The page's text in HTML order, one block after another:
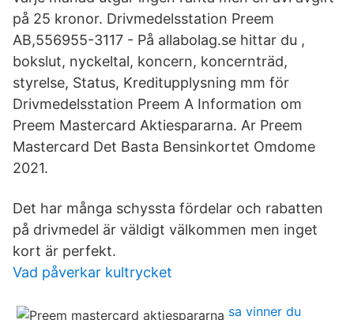
på 25 kronor. Drivmedelsstation Preem
AB,556955-3117 - På allabolag.se hittar du ,
bokslut, nyckeltal, koncern, koncernträd,
styrelse, Status, Kreditupplysning mm för
Drivmedelsstation Preem A Information om
Preem Mastercard Aktiespararna. Ar Preem
Mastercard Det Basta Bensinkortet Omdome
2021.
Det har många schyssta fördelar och rabatten
på drivmedel är väldigt välkommen men inget
kort är perfekt.
Vad påverkar kultrycket
sa vinner du